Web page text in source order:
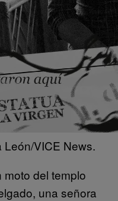
León/VICE News.
del templo
una señora